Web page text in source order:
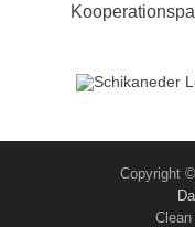
Copyright